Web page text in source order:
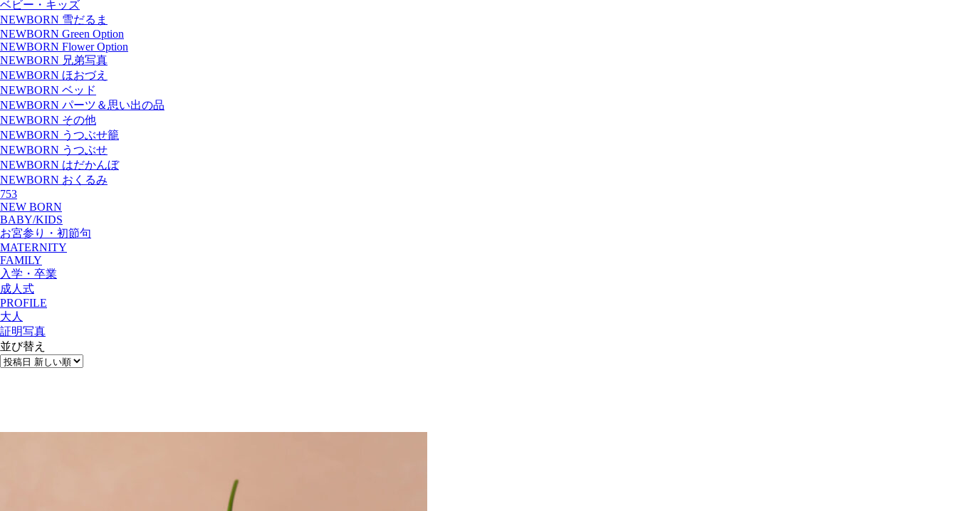
ベビー・キッズ
NEWBORN 雪だるま
NEWBORN Green Option
NEWBORN Flower Option
NEWBORN 兄弟写真
NEWBORN ほおづえ
NEWBORN ベッド
NEWBORN パーツ＆思い出の品
NEWBORN その他
NEWBORN うつぶせ籠
NEWBORN うつぶせ
NEWBORN はだかんぼ
NEWBORN おくるみ
753
NEW BORN
BABY/KIDS
お宮参り・初節句
MATERNITY
FAMILY
入学・卒業
成人式
PROFILE
大人
証明写真
並び替え